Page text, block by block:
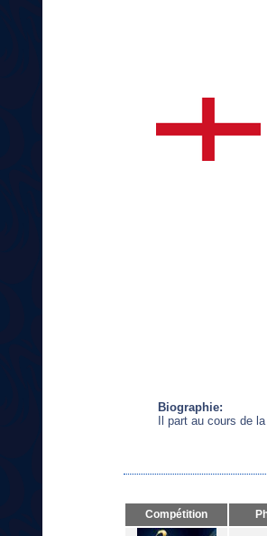
Biographie:
Il part au cours de
Compétition